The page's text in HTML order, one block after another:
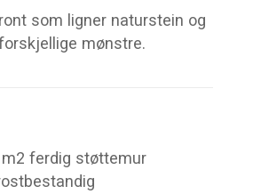
som ligner naturstein og
mønstre.
m2 ferdig støttemur